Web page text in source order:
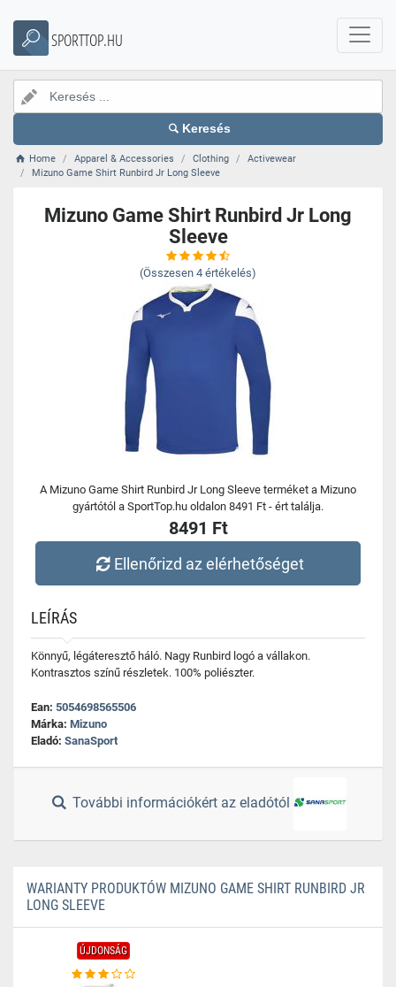
SPORTTOP.HU
Keresés
Home Apparel & Accessories Clothing
Activewear
Mizuno Game Shirt Runbird Jr Long Sleeve
Mizuno Game Shirt Runbird Jr Long
Sleeve
(Összesen 4 értékelés)
A Mizuno Game Shirt Runbird Jr Long Sleeve terméket a Mizuno
gyártótól a SportTop.hu oldalon 8491 Ft - ért találja.
8491 Ft
Ellenőrizd az elérhetőséget
LEÍRÁS
Könnyű, légáteresztő háló. Nagy Runbird logó a vállakon.
Kontrasztos színű részletek. 100% poliészter.
Ean: 5054698565506
Márka: Mizuno
Eladó: SanaSport
További információkért az eladótól
WARIANTY PRODUKTÓW MIZUNO GAME SHIRT RUNBIRD JR
LONG SLEEVE
ÚJDONSÁG